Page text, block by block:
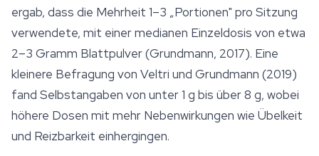
ergab, dass die Mehrheit 1–3 „Portionen" pro Sitzung
verwendete, mit einermedianen Einzeldosis von etwa
2–3 Gramm Blattpulver(Grundmann, 2017). Eine
kleinere Befragung von Veltri und Grundmann (2019)
fand Selbstangaben von unter 1 g bis über 8 g, wobei
höhere Dosen mit mehr Nebenwirkungen wie Übelkeit
und Reizbarkeit einhergingen.